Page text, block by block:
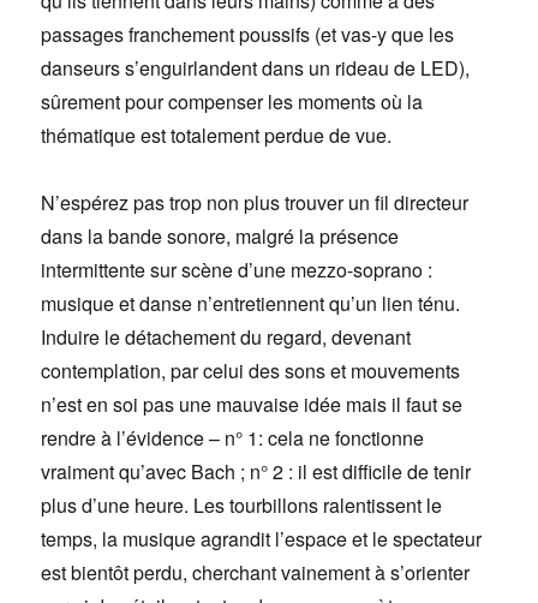
passages franchement poussifs (et vas-y que les
danseurs s’enguirlandent dans un rideau de LED),
sûrement pour compenser les moments où la
thématique est totalement perdue de vue.
N’espérez pas trop non plus trouver un fil directeur
dans la bande sonore, malgré la présence
intermittente sur scène d’une mezzo-soprano :
musique et danse n’entretiennent qu’un lien ténu.
Induire le détachement du regard, devenant
contemplation, par celui des sons et mouvements
n’est en soi pas une mauvaise idée mais il faut se
rendre à l’évidence – n° 1: cela ne fonctionne
vraiment qu’avec Bach ; n° 2 : il est difficile de tenir
plus d’une heure. Les tourbillons ralentissent le
temps, la musique agrandit l’espace et le spectateur
est bientôt perdu, cherchant vainement à s’orienter